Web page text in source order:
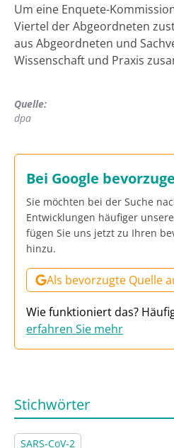
Um eine Enquete-
Viertel der Abgeordneten
aus Abgeordneten und
Wissenschaft und Praxis
Quelle:
dpa
Bei Google
Sie möchten bei der Suche
Entwicklungen häufiger
fügen Sie uns jetzt zu Ihren
hinzu.
Als bevorzugte Quelle
Wie funktioniert das?
erfahren Sie mehr
Stichwörter
SARS-CoV-2